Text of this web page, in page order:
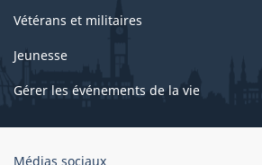
Vétérans et militaires
Jeunesse
Gérer les événements de la vie
Organisation
Médias sociaux